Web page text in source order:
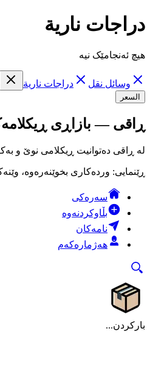
دراجات نارية
هیچ ئەنجامێک نیە
وسائل نقل دراجات نارية
السعر
ڕاقی — بازاڕی
لە ڕاقی دەتوانیت ڕیکلامی نوێ و
ڕێنمایی: وردەکاری بخوێنەرەوە،
سەرەکی
بڵاوکردنەوە
نامەکان
هەژمارەکەم
بارکردن...